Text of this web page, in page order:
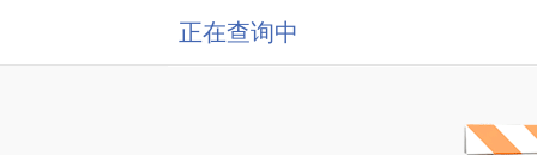
正在查询中